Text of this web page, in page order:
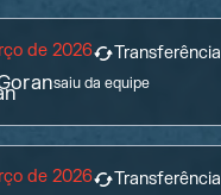
de 2026 Transferência
saiu da equipe
de 2026 Transferência